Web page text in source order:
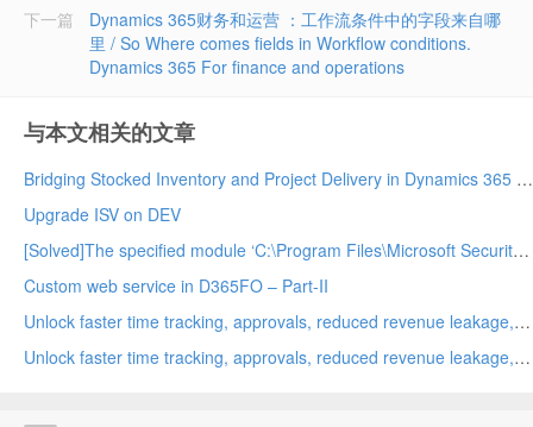
Dynamics 365财务和运营 ：工作流条件中的字段来自哪
里 / So Where comes fields in Workflow conditions.
Dynamics 365 For finance and operations
下一篇
与本文相关的文章
Bridging Stocked Inventory and Project Delivery in Dynamics 365 Project Operations Integrated ERP Deployment – A True Game Changer!
Upgrade ISV on DEV
[Solved]The specified module ‘C:\Program Files\Microsoft Security Client\MpProvider’ was not loaded because no valid module file was found in any module directory.
Custom web service in D365FO – Part-II
Unlock faster time tracking, approvals, reduced revenue leakage, and accelerated billing with the new Time and Expense Agent in D365 Project Operations
Unlock faster time tracking, approvals, reduced revenue leakage, and accelerated billing with the new Time and Expense Agent in D365 Project Operations